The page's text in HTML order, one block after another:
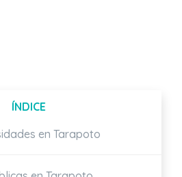
ÍNDICE
en Tarapoto